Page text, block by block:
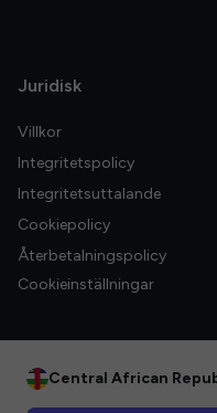
Juridisk
Villkor
Integritetspolicy
Integritetsuttalande
Cookiepolicy
Återbetalningspolicy
Cookieinställningar
Central African